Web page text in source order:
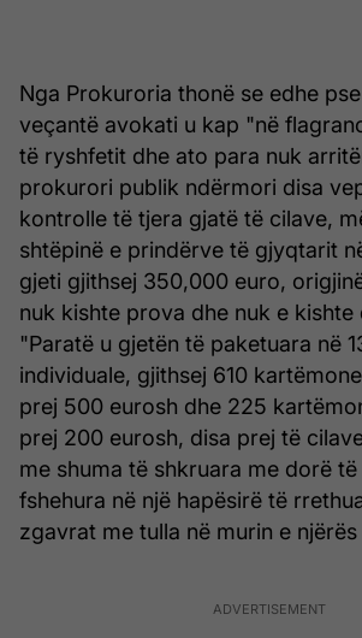
Nga Prokuroria thonë se edhe
veçantë avokati u kap "në
të ryshfetit dhe ato para nuk
prokurori publik ndërmori disa
kontrolle të tjera gjatë të cilave,
shtëpinë e prindërve të gjyqtarit
gjeti gjithsej 350,000 euro,
nuk kishte prova dhe nuk e kishte
"Paratë u gjetën të paketuara në
individuale, gjithsej 610
prej 500 eurosh dhe 225
prej 200 eurosh, disa prej të
me shuma të shkruara me dorë
fshehura në një hapësirë të
zgavrat me tulla në murin e